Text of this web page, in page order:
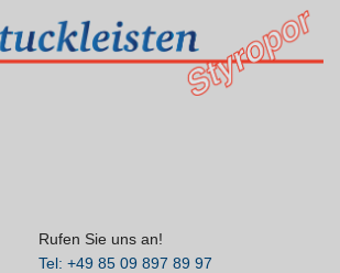
Rufen Sie uns an!
Tel: +49 85 09 897 89 97